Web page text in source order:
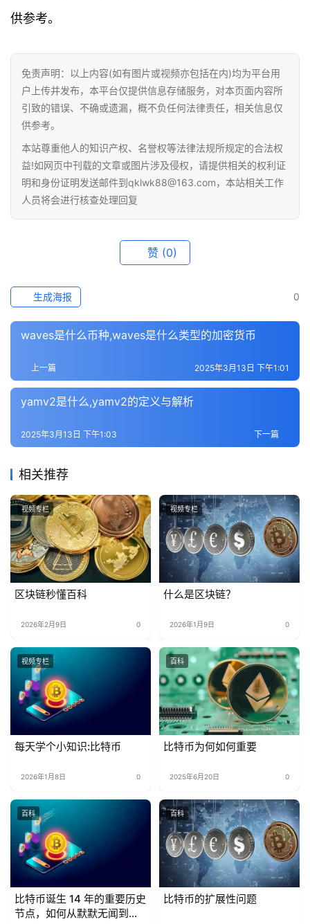
供参考。
免责声明：以上内容(如有图片或视频亦包括在内)均为平台用
户上传并发布，本平台仅提供信息存储服务，对本页面内容所
引致的错误、不确或遗漏，概不负任何法律责任，相关信息仅
供参考。
本站尊重他人的知识产权、名誉权等法律法规所规定的合法权
益!如网页中刊载的文章或图片涉及侵权，请提供相关的权利证
明和身份证明发送邮件到qklwk88@163.com，本站相关工作
人员将会进行核查处理回复
赞 (0)
0
生成海报
waves是什么币种,waves是什么类型的加密货币
上一篇 2025年3月13日 下午1:01
yamv2是什么,yamv2的定义与解析
下一篇
2025年3月13日 下午1:03
相关推荐
视频专栏
区块链秒懂百科
2026年2月9日 0
视频专栏
什么是区块链？
2026年1月9日 0
视频专栏
每天学个小知识:比特币
2026年1月8日 0
百科
比特币为何如何重要
2025年6月20日 0
百科
比特币诞生 14 年的重要历史
节点，如何从默默无闻到全
百科
比特币的扩展性问题